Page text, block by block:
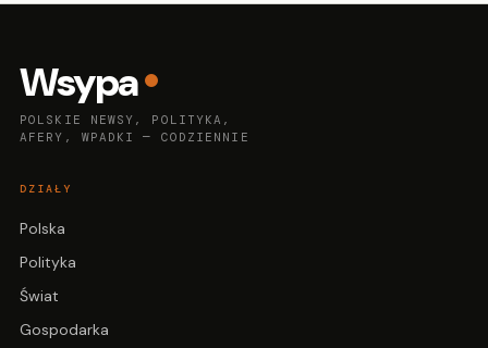
Wsypa
POLSKIE NEWSY, POLITYKA,
AFERY, WPADKI — CODZIENNIE
DZIAŁY
Polska
Polityka
Świat
Gospodarka